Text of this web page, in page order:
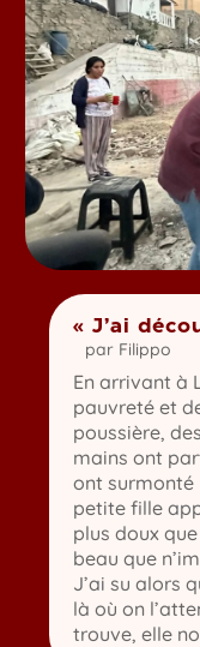
« J’ai
par Filippo
En arrivant à
pauvreté et
poussière,
mains ont
ont surmonté
petite fille
plus doux
beau que
J’ai su alors
là où on
trouve, elle